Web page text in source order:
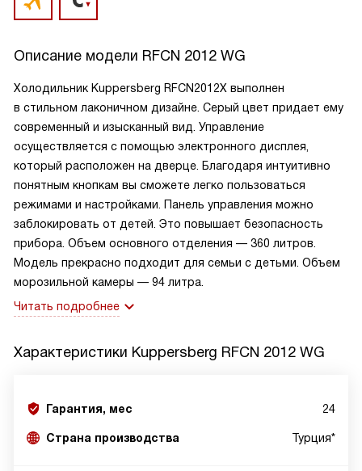
Описание модели RFCN 2012 WG
Холодильник Kuppersberg RFCN2012X выполнен
в стильном лаконичном дизайне. Серый цвет придает ему
современный и изысканный вид. Управление
осуществляется с помощью электронного дисплея,
который расположен на дверце. Благодаря интуитивно
понятным кнопкам вы сможете легко пользоваться
режимами и настройками. Панель управления можно
заблокировать от детей. Это повышает безопасность
прибора. Объем основного отделения — 360 литров.
Модель прекрасно подходит для семьи с детьми. Объем
морозильной камеры — 94 литра.
Читать подробнее
Характеристики Kuppersberg RFCN 2012 WG
Гарантия, мес 24
Страна производства Турция*